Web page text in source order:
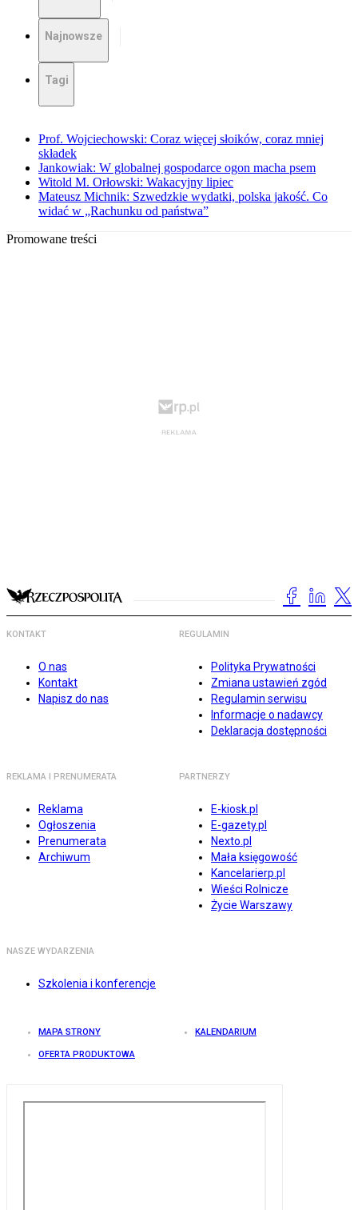
Najnowsze
Tagi
Prof. Wojciechowski: Coraz więcej słoików, coraz mniej
składek
Jankowiak: W globalnej gospodarce ogon macha psem
Witold M. Orłowski: Wakacyjny lipiec
Mateusz Michnik: Szwedzkie wydatki, polska jakość. Co
widać w „Rachunku od państwa”
Promowane treści
KONTAKT
O nas
Kontakt
Napisz do nas
REGULAMIN
Polityka Prywatności
Zmiana ustawień zgód
Regulamin serwisu
Informacje o nadawcy
Deklaracja dostępności
REKLAMA I PRENUMERATA
Reklama
Ogłoszenia
Prenumerata
Archiwum
PARTNERZY
E-kiosk.pl
E-gazety.pl
Nexto.pl
Mała księgowość
Kancelarierp.pl
Wieści Rolnicze
Życie Warszawy
NASZE WYDARZENIA
Szkolenia i konferencje
MAPA STRONY KALENDARIUM
OFERTA PRODUKTOWA